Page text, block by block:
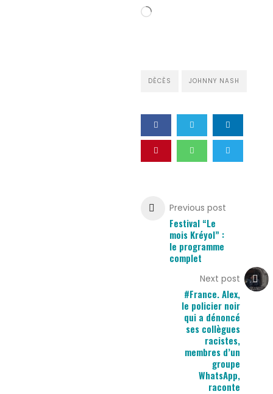
Chargement…
DÈCÈS JOHNNY NASH
Previous post
Festival “Le
mois Kréyol” :
le programme
complet
Next post
#France. Alex,
le policier noir
qui a dénoncé
ses collègues
racistes,
membres d’un
groupe
WhatsApp,
raconte